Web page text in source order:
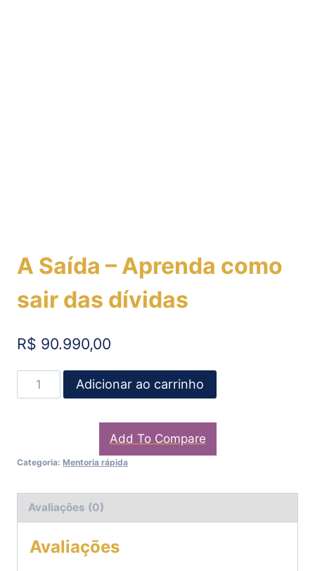
A Saída – Aprenda como
sair das dívidas
R$ 90.990,00
Adicionar ao carrinho
Add To Compare
Categoria: Mentoria rápida
Avaliações (0)
Avaliações